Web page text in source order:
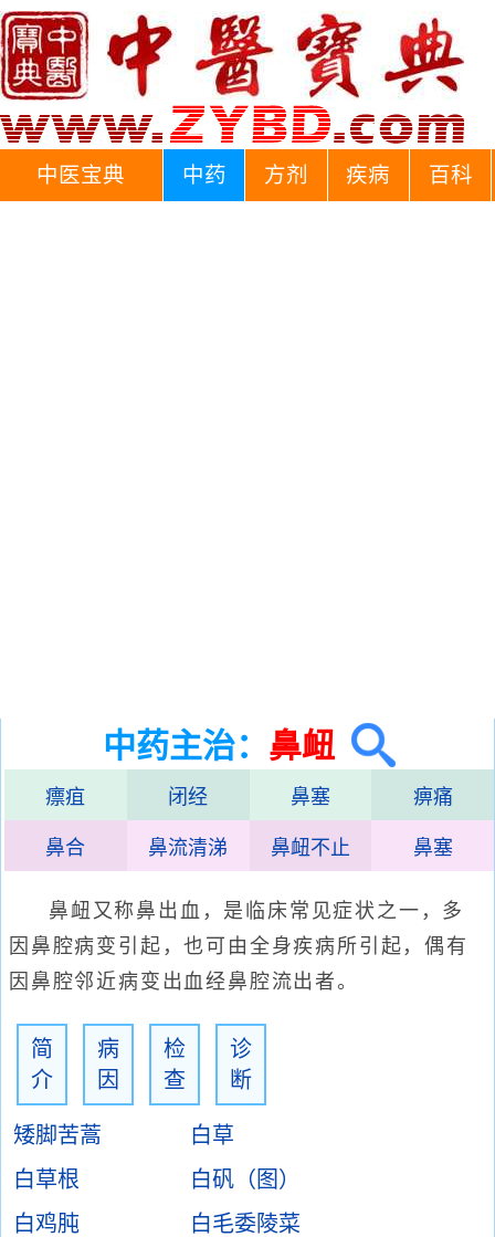
中医宝典 中药 方剂 疾病 百科
中药主治： 鼻衄
瘭疽 闭经 鼻塞 痹痛
鼻合 鼻流清涕 鼻衄不止 鼻塞
鼻衄又称鼻出血，是临床常见症状之一，多
因鼻腔病变引起，也可由全身疾病所引起，偶有
因鼻腔邻近病变出血经鼻腔流出者。
简
介
病
因
检
查
诊
断
矮脚苦蒿
白草
白草根
白矾（图）
白鸡肫
白毛委陵菜